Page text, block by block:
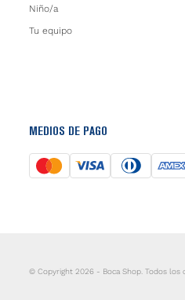
Niño/a
Tu equipo
MEDIOS DE PAGO
© Copyright 2026 - Boca Shop. Todos los